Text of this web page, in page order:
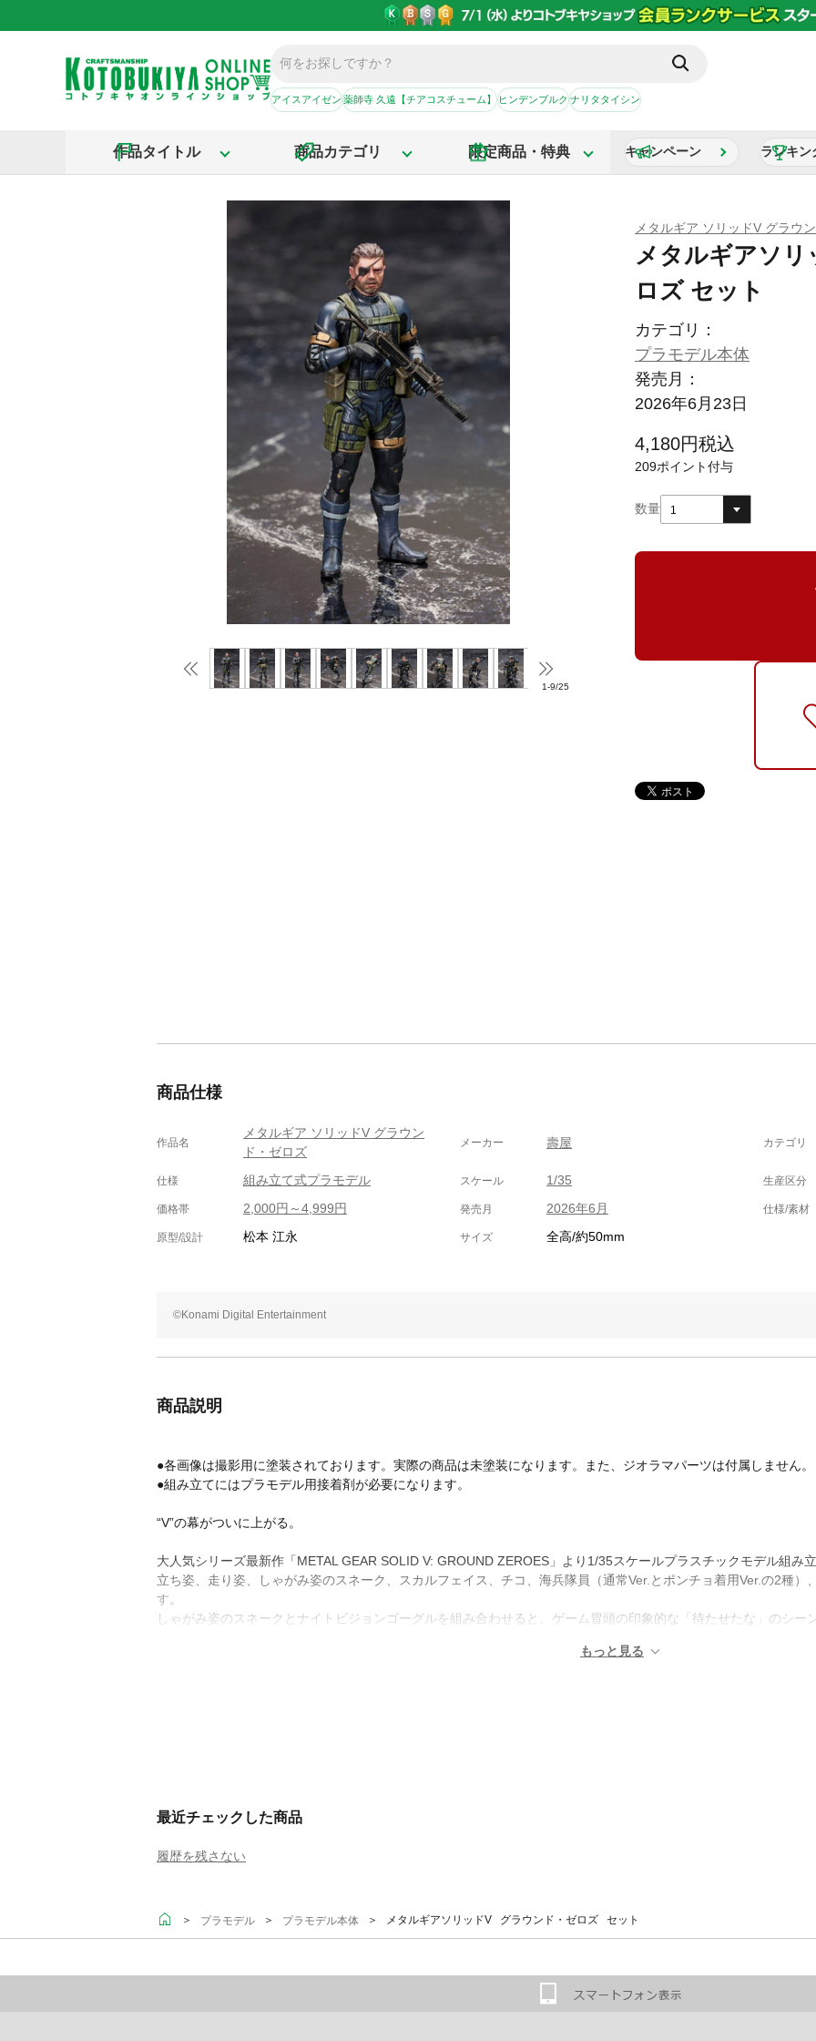
アイスアイゼン薬師寺 久遠【チアコスチューム】ヒンデンブルクナリタタイシン
作品タイトル 商品カテゴリ 限定商品・特典 キャンペーン ランキン
1-9/25
メタルギア ソリッドV グラウ
メタルギアソリ
ロズ セット
カテゴリ：
プラモデル本体
発売月：
2026年6月23日
4,180円税込
209ポイント付与
数量 1
商品仕様
作品名
メタルギア ソリッドV グラウン
ド・ゼロズ
メーカー 壽屋 カテゴリ
仕様 組み立て式プラモデル スケール 1/35 生産区分
価格帯 2,000円～4,999円 発売月 2026年6月 仕様/素材
原型/設計 松本 江永 サイズ 全高/約50mm
©Konami Digital Entertainment
商品説明
●各画像は撮影用に塗装されております。実際の商品は未塗装になります。また、ジオラマパーツは付属しません。
●組み立てにはプラモデル用接着剤が必要になります。
“V”の幕がついに上がる。
大人気シリーズ最新作「METAL GEAR SOLID V: GROUND ZEROES」より1/35スケールプラスチックモデル組み
立ち姿、走り姿、しゃがみ姿のスネーク、スカルフェイス、チコ、海兵隊員（通常Ver.とポンチョ着用Ver.の2種）
す。
しゃがみ姿のスネークとナイトビジョンゴーグルを組み合わせると、ゲーム冒頭の印象的な「待たせたな」のシー
最近チェックした商品
履歴を残さない
＞ プラモデル ＞ プラモデル本体 ＞ メタルギアソリッドV グラウンド・ゼロズ セット